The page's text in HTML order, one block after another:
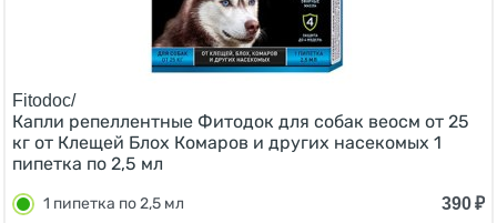
Fitodoc/
Капли репеллентные Фитодок для собак веосм от 25
кг от Клещей Блох Комаров и других насекомых 1
пипетка по 2,5 мл
1 пипетка по 2,5 мл 390₽